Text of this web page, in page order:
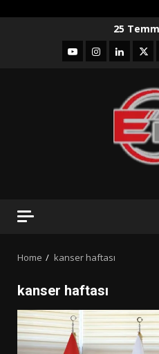
25
YouTubeInstagram
LinkedIn
Home kanser haftası
kanser haftası